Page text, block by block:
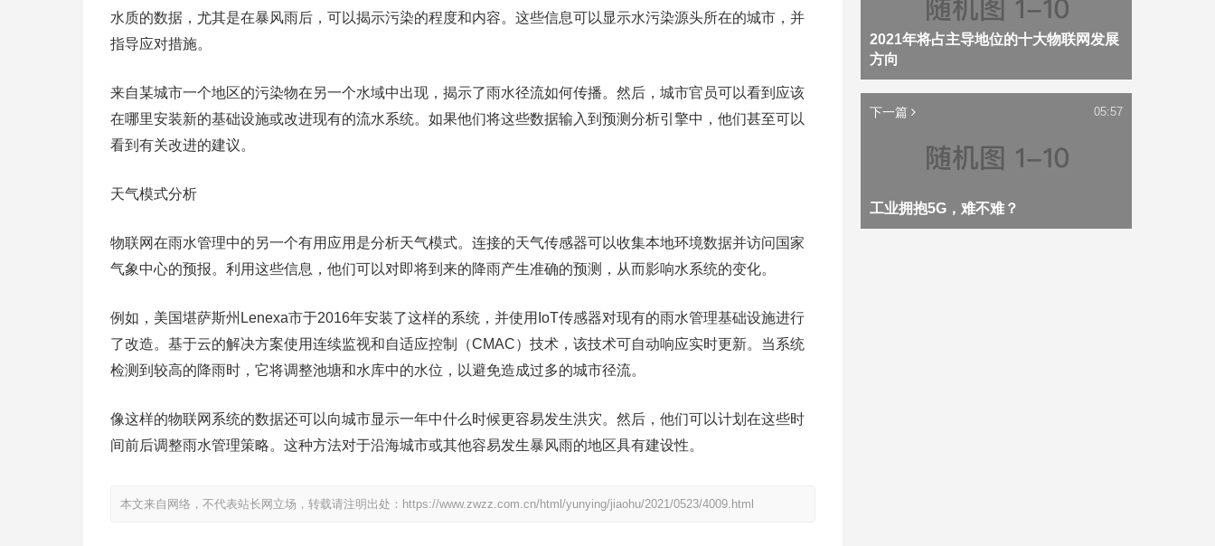
水质的数据，尤其是在暴风雨后，可以揭示污染的程度和内容。这些信息可以显示水污染源头所在的城市，并
指导应对措施。
来自某城市一个地区的污染物在另一个水域中出现，揭示了雨水径流如何传播。然后，城市官员可以看到应该
在哪里安装新的基础设施或改进现有的流水系统。如果他们将这些数据输入到预测分析引擎中，他们甚至可以
看到有关改进的建议。
天气模式分析
物联网在雨水管理中的另一个有用应用是分析天气模式。连接的天气传感器可以收集本地环境数据并访问国家
气象中心的预报。利用这些信息，他们可以对即将到来的降雨产生准确的预测，从而影响水系统的变化。
例如，美国堪萨斯州Lenexa市于2016年安装了这样的系统，并使用IoT传感器对现有的雨水管理基础设施进行
了改造。基于云的解决方案使用连续监视和自适应控制（CMAC）技术，该技术可自动响应实时更新。当系统
检测到较高的降雨时，它将调整池塘和水库中的水位，以避免造成过多的城市径流。
像这样的物联网系统的数据还可以向城市显示一年中什么时候更容易发生洪灾。然后，他们可以计划在这些时
间前后调整雨水管理策略。这种方法对于沿海城市或其他容易发生暴风雨的地区具有建设性。
本文来自网络，不代表站长网立场，转载请注明出处： https://www.zwzz.com.cn/html/yunying/jiaohu/2021/0523/4009.html
2021年将占主导地位的十大物联网发展
方向
下一篇
工业拥抱5G，难不难？
05:57